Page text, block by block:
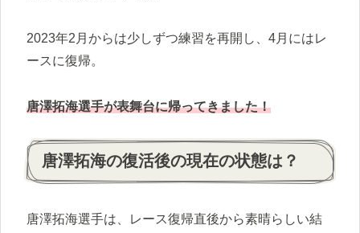
2023年2月からは少しずつ練習を再開し、4月にはレ
ースに復帰。
唐澤拓海選手が表舞台に帰ってきました！
唐澤拓海の復活後の現在の状態は？
唐澤拓海選手は、レース復帰直後から素晴らしい結